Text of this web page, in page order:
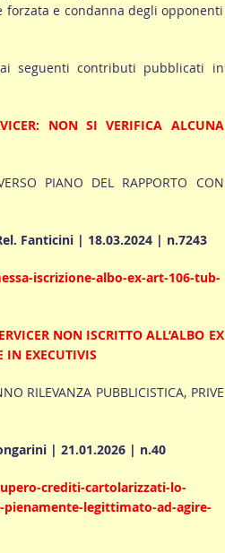
e condanna degli opponenti
seguenti contributi pubblicati in
NON SI VERIFICA ALCUNA
PIANO DEL RAPPORTO CON
Fanticini | 18.03.2024 | n.7243
iscrizione-albo-ex-art-106-tub-
NON ISCRITTO ALL’ALBO EX
IN EXECUTIVIS
RILEVANZA PUBBLICISTICA, PRIVE
| 21.01.2026 | n.40
crediti-cartolarizzati-lo-
legittimato-ad-agire-